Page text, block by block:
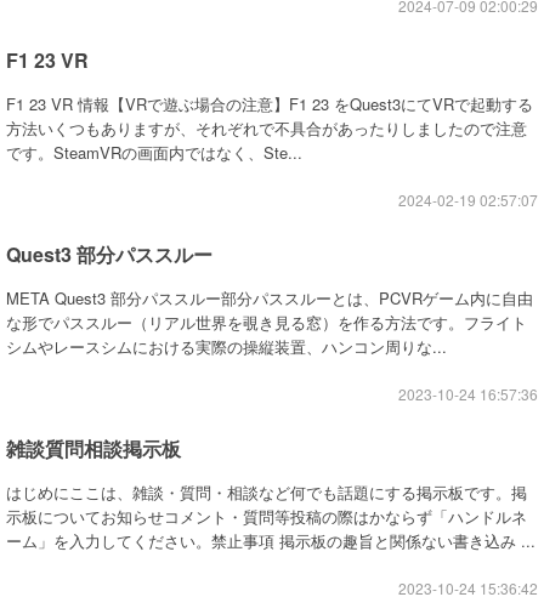
2024-07-09 02:00:29
F1 23 VR
F1 23 VR 情報【VRで遊ぶ場合の注意】F1 23 をQuest3にてVRで起動する
方法いくつもありますが、それぞれで不具合があったりしましたので注意
です。SteamVRの画面内ではなく、Ste...
2024-02-19 02:57:07
Quest3 部分パススルー
META Quest3 部分パススルー部分パススルーとは、PCVRゲーム内に自由
な形でパススルー（リアル世界を覗き見る窓）を作る方法です。フライト
シムやレースシムにおける実際の操縦装置、ハンコン周りな...
2023-10-24 16:57:36
雑談質問相談掲示板
はじめにここは、雑談・質問・相談など何でも話題にする掲示板です。掲
示板についてお知らせコメント・質問等投稿の際はかならず「ハンドルネ
ーム」を入力してください。禁止事項 掲示板の趣旨と関係ない書き込み ...
2023-10-24 15:36:42